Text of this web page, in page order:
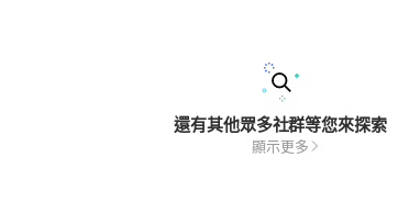
還有其他眾多社群等您來探索
顯示更多